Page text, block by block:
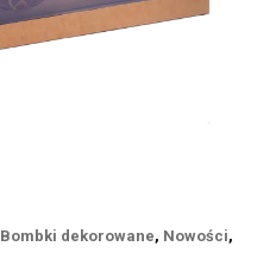
Bombki dekorowane, Nowości,